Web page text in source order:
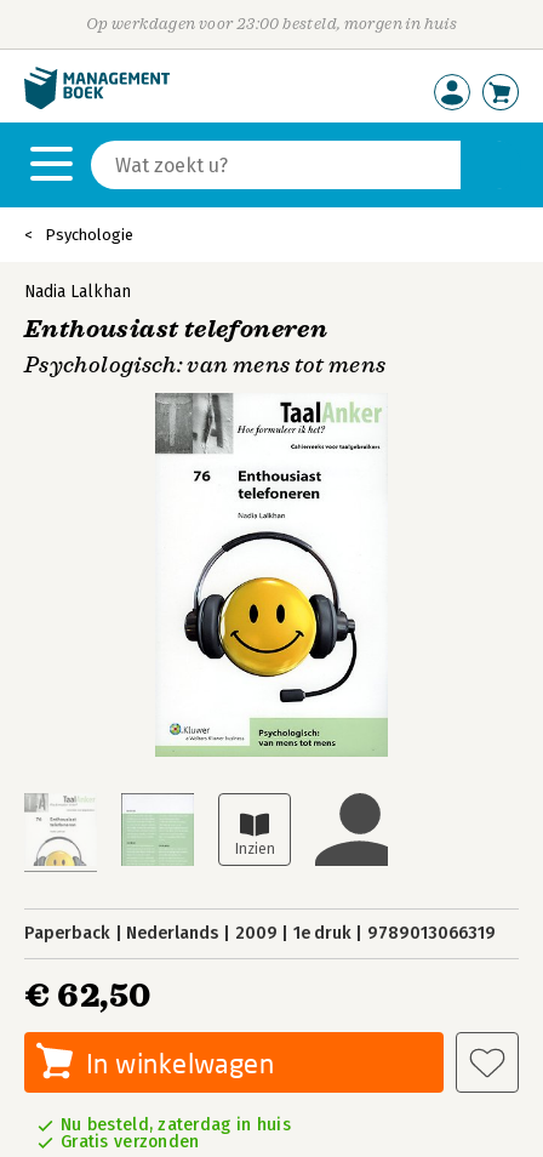
Op werkdagen voor 23:00 besteld, morgen in huis
Psychologie
Nadia Lalkhan
Enthousiast telefoneren
Psychologisch: van mens tot mens
Paperback Nederlands 2009 1e druk 9789013066319
€ 62,50
In winkelwagen
Nu besteld, zaterdag in huis
Gratis verzonden